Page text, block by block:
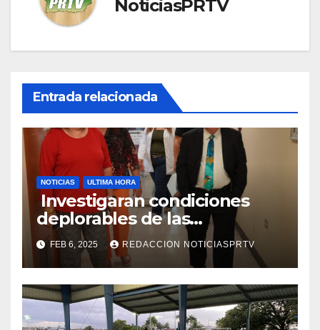
NoticiasPRTV
Entrada relacionada
NOTICIAS ULTIMA HORA
Investigaran condiciones
deplorables de las
facilidades el Departamento
de la Salud en Mayagüez
FEB 6, 2025 REDACCION NOTICIASPRTV